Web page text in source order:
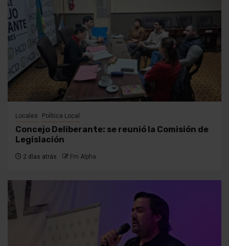
Locales Política Local
Concejo Deliberante: se reunió la Comisión de
Legislación
2 días atrás Fm Alpha